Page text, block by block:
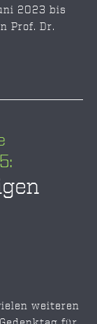
2023 bis
Prof. Dr.
weiteren